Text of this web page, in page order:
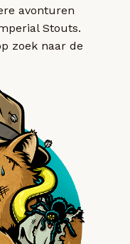
avonturen
Stouts.
zoek naar de